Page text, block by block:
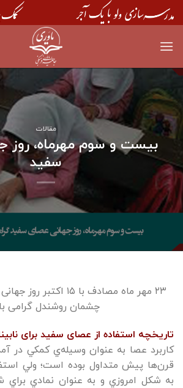
Skip
to
مقالات
بیست و سوم مهرماه، روز
سفید
۲۳ مهر ماه مصادف با ۱۵
چشمان روشندل گرامی
تاریخچه استفاده از عصای سفید برای
كاربرد عصا به عنوان وسيله‌ي كمكي در
قرن‌ها پيش متداول بوده است؛ ولي
به شكل امروزي و به عنوان نمادي براي